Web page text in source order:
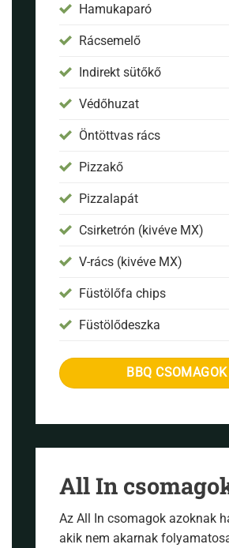
Hamukaparó
Rácsemelő
Indirekt sütőkő
Védőhuzat
Öntöttvas rács
Pizzakő
Pizzalapát
Csirketrón (kivéve MX)
V-rács (kivéve MX)
Füstölőfa chips
Füstölődeszka
BBQ CSOMAGOK
All In
Az All In csomagok azoknak
akik nem akarnak